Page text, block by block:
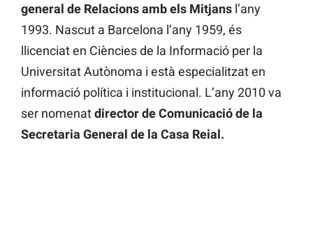
general de Relacions amb els Mitjans l’any
1993. Nascut a Barcelona l’any 1959, és
llicenciat en Ciències de la Informació per la
Universitat Autònoma i està especialitzat en
informació política i institucional. L’any 2010 va
ser nomenatdirector de Comunicació de la
Secretaria General de la Casa Reial.